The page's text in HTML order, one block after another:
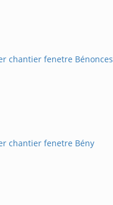
chantier fenetre Bénonces
chantier fenetre Bény